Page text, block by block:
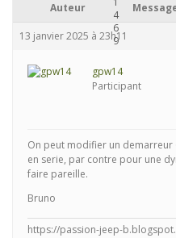
Auteur
13 janvier 2025 à 23h11
gpw14
Participant
On peut modifier un demarreur
en serie, par contre pour une
faire pareille.
Bruno
https://passion-jeep-